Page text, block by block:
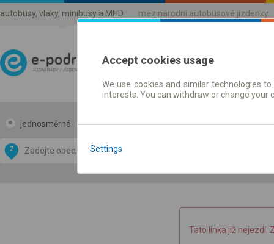
autobusy, vlaky, minibusy a MHD mezinárodní autobusové jízdenky
Jízdni řády a jízdenky
jednosměrná zpáteční
Z
by
OpenStreetMap
Tato linka již nejezdí.
Accept cookies usage
We use cookies and similar technologies
interests. You can withdraw or change
Settings